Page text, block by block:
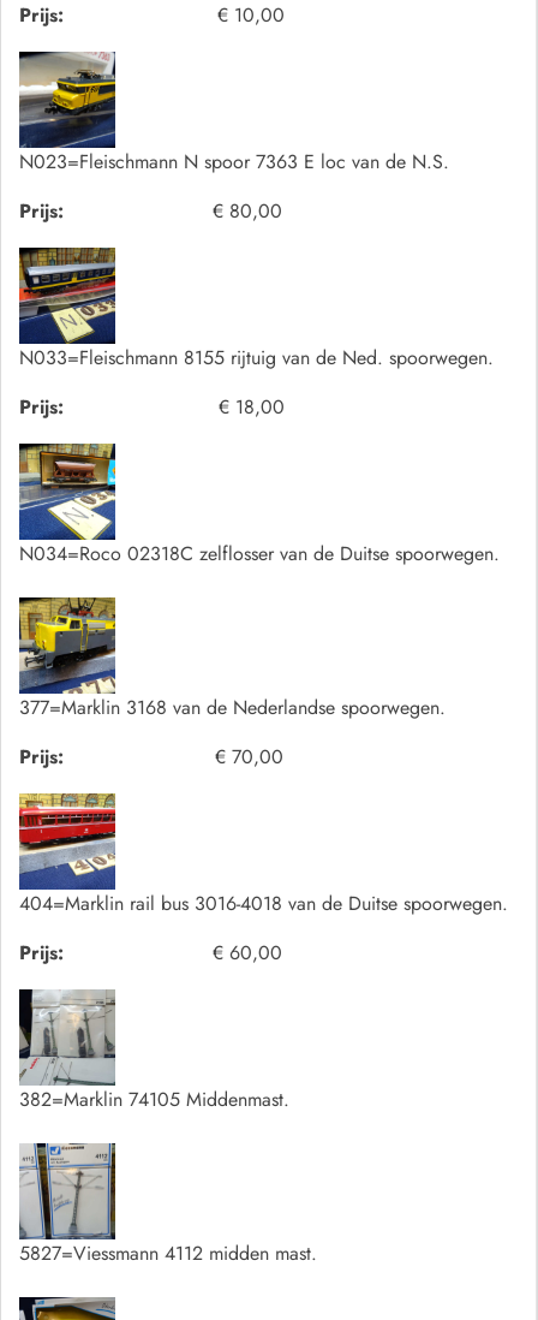
Prijs:
€ 10,00
N023=Fleischmann N spoor 7363 E loc van de N.S.
Prijs:
€ 80,00
N033=Fleischmann 8155 rijtuig van de Ned. spoorwegen.
Prijs:
€ 18,00
N034=Roco 02318C zelflosser van de Duitse spoorwegen.
377=Marklin 3168 van de Nederlandse spoorwegen.
Prijs:
€ 70,00
404=Marklin rail bus 3016-4018 van de Duitse spoorwegen.
Prijs:
€ 60,00
382=Marklin 74105 Middenmast.
5827=Viessmann 4112 midden mast.